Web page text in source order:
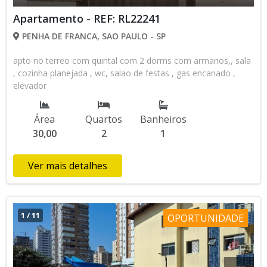
Apartamento - REF: RL22241
PENHA DE FRANCA, SAO PAULO - SP
apto no terreo com quintal com 2 dorms com armarios,, sala
, cozinha planejada , wc, salao de festas , gas encanado ,
elevador
Área
30,00
Quartos
2
Banheiros
1
Ver mais detalhes
1 /11 OPORTUNIDADE